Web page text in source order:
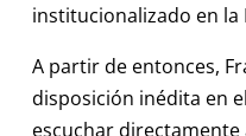
institucionalizado en la
A partir de entonces,
disposición inédita en
escuchar directamente